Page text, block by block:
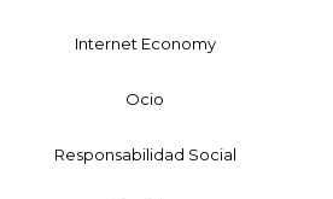
Internet Economy
Ocio
Responsabilidad Social